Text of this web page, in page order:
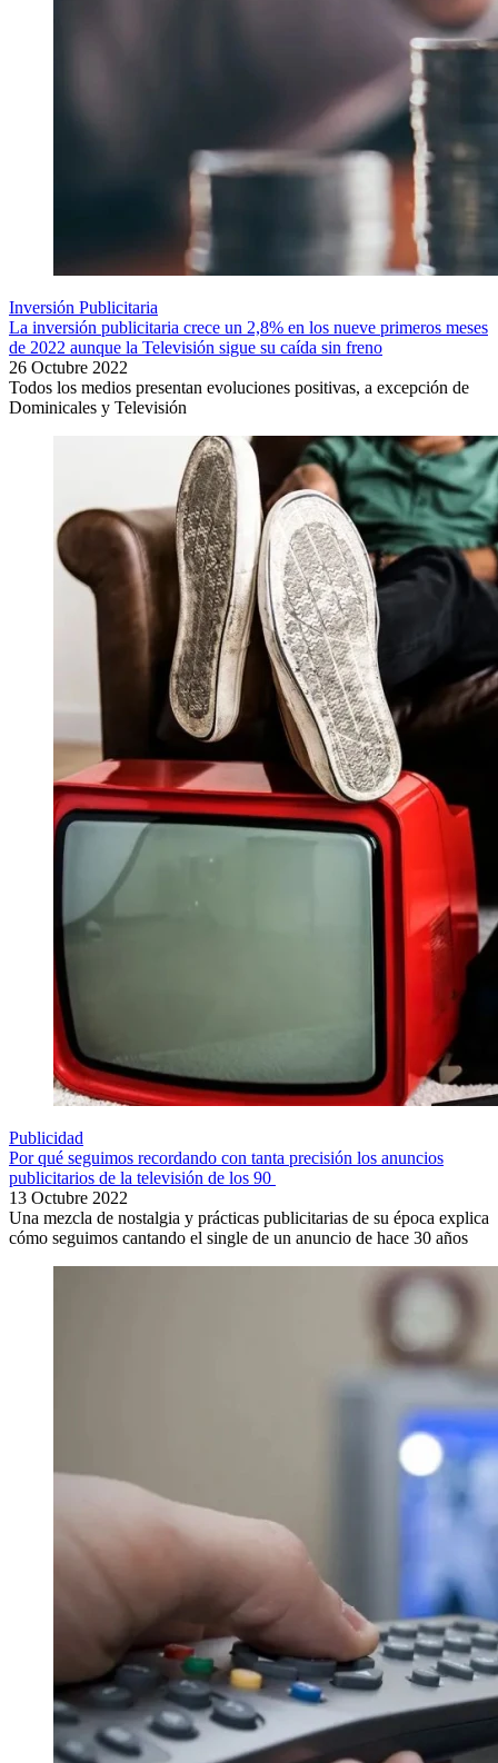
Inversión Publicitaria
La inversión publicitaria crece un 2,8% en los nueve primeros meses
de 2022 aunque la Televisión sigue su caída sin freno
26 Octubre 2022
Todos los medios presentan evoluciones positivas, a excepción de
Dominicales y Televisión
Publicidad
Por qué seguimos recordando con tanta precisión los anuncios
publicitarios de la televisión de los 90
13 Octubre 2022
Una mezcla de nostalgia y prácticas publicitarias de su época explica
cómo seguimos cantando el single de un anuncio de hace 30 años